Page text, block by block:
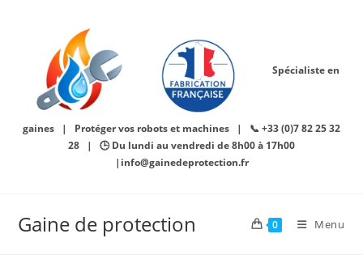
Spécialiste en
gaines | Protéger vos robots et machines | 📞 +33 (0)7 82 25 32
28 | 🕒 Du lundi au vendredi de 8h00 à 17h00
|info@gainedeprotection.fr
Gaine de protection 0 Menu